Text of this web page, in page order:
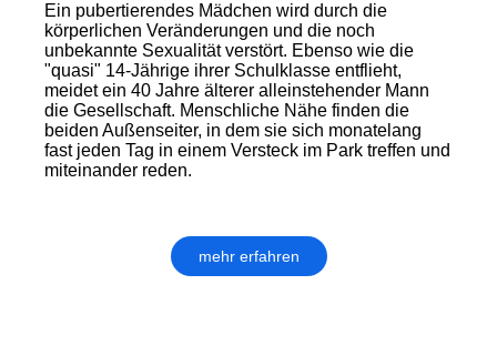
Ein pubertierendes Mädchen wird durch die
körperlichen Veränderungen und die noch
unbekannte Sexualität verstört. Ebenso wie die
"quasi" 14-Jährige ihrer Schulklasse entflieht,
meidet ein 40 Jahre älterer alleinstehender Mann
die Gesellschaft. Menschliche Nähe finden die
beiden Außenseiter, in dem sie sich monatelang
fast jeden Tag in einem Versteck im Park treffen und
miteinander reden.
mehr erfahren